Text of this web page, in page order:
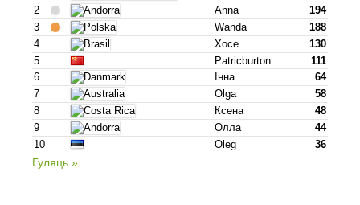
2
Anna
194
3
Wanda
188
4
Хосе
130
5
Patricburton
111
6
Інна
64
7
Olga
58
8
Ксена
48
9
Олла
44
10
Oleg 36
Гуляць »